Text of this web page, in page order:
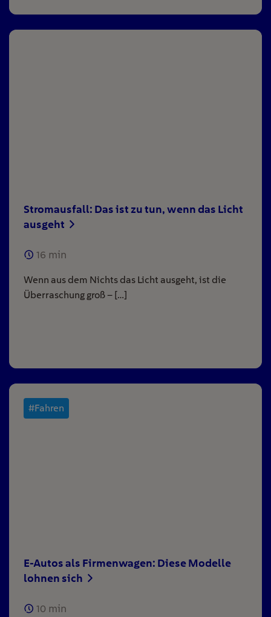
Stromausfall: Das ist zu tun, wenn das Licht
ausgeht
16 min
Wenn aus dem Nichts das Licht ausgeht, ist die
Überraschung groß – […]
#Fahren
E-Autos als Firmenwagen: Diese Modelle
lohnen sich
10 min